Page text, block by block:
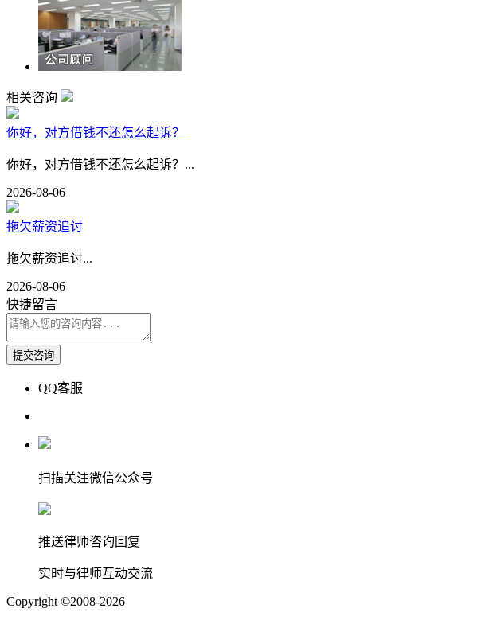
相关咨询
你好，对方借钱不还怎么起诉？
你好，对方借钱不还怎么起诉？...
2026-08-06
拖欠薪资追讨
拖欠薪资追讨...
2026-08-06
快捷留言
QQ客服
扫描关注微信公众号
推送律师咨询回复
实时与律师互动交流
Copyright©2008-2026